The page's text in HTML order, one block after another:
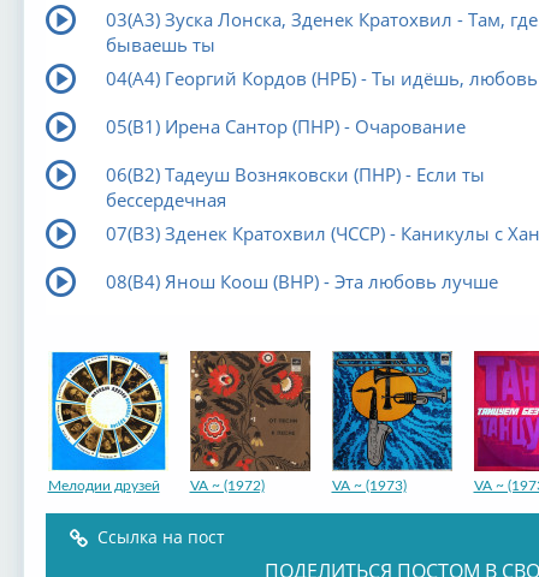
03(А3) Зуска Лонска, Зденек Кратохвил - Там, где
бываешь ты
04(А4) Георгий Кордов (НРБ) - Ты идёшь, любовь
05(В1) Ирена Сантор (ПНР) - Очарование
06(В2) Тадеуш Возняковски (ПНР) - Если ты
бессердечная
07(В3) Зденек Кратохвил (ЧССР) - Каникулы с
08(В4) Янош Коош (ВНР) - Эта любовь лучше
Мелодии друзей VA ~ (1972) VA ~ (1973) VA ~
Ссылка на пост
ПОДЕЛИТЬСЯ ПОСТОМ В